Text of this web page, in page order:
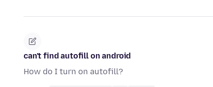
can't find autofill on android
How do I turn on autofill?